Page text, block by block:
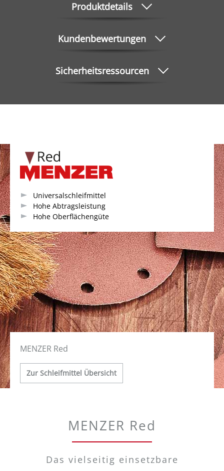
Produktdetails
Kundenbewertungen
Sicherheitsressourcen
Universalschleifmittel
Hohe Abtragsleistung
Hohe Oberflächengüte
MENZER Red
Zur Schleifmittel Übersicht
MENZER Red
Das vielseitig einsetzbare